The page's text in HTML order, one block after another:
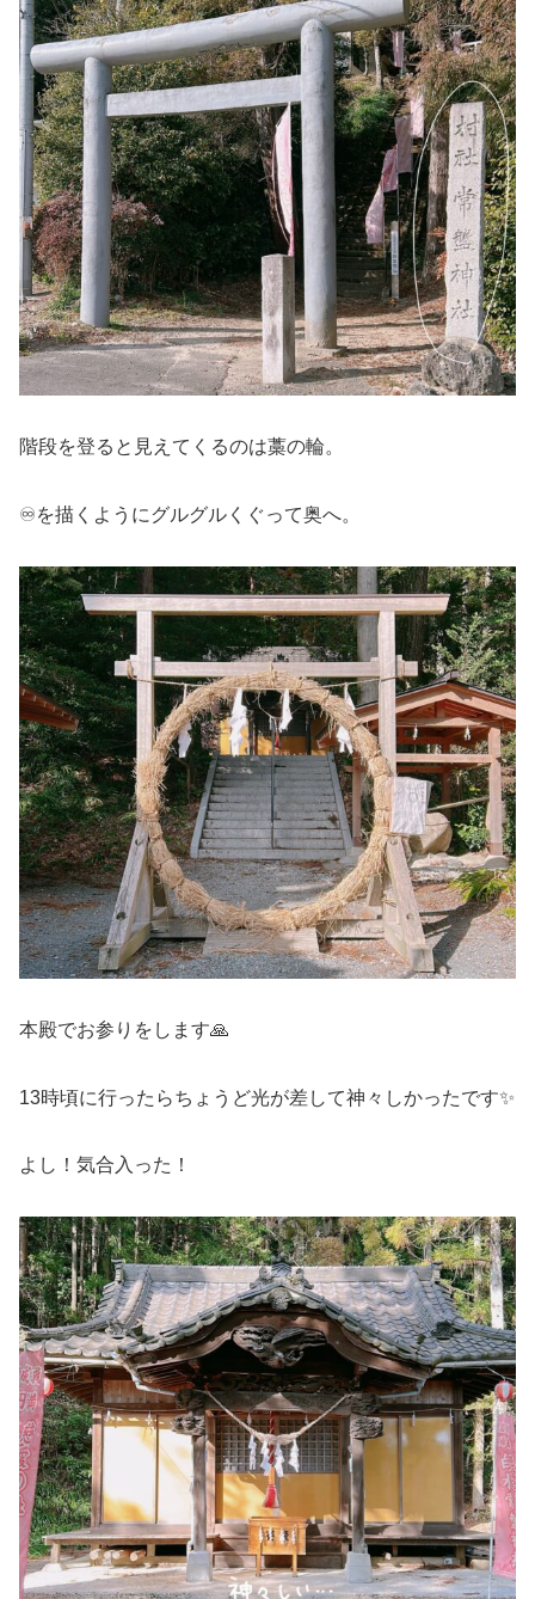
階段を登ると見えてくるのは藁の輪。
♾️を描くようにグルグルくぐって奥へ。
本殿でお参りをします🙏
13時頃に行ったらちょうど光が差して神々しかったです✨
よし！気合入った！